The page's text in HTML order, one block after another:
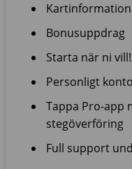
Kartinformation
Bonusuppdrag
Starta när ni vill!
Personligt
Tappa Pro-app
stegöverföring
Full support